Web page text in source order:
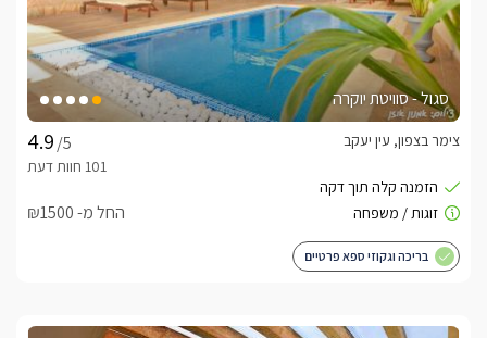
סגול - סוויטת יוקרה
/5
צימר בצפון, עין יעקב
החל מ- ₪1500
בריכה וגקוזי ספא פרטיים